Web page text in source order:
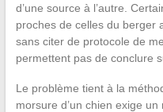
d’une source à l’autre.
proches de celles du berger
sans citer de protocole de
permettent pas de conclure
Le problème tient à la
morsure d’un chien exige